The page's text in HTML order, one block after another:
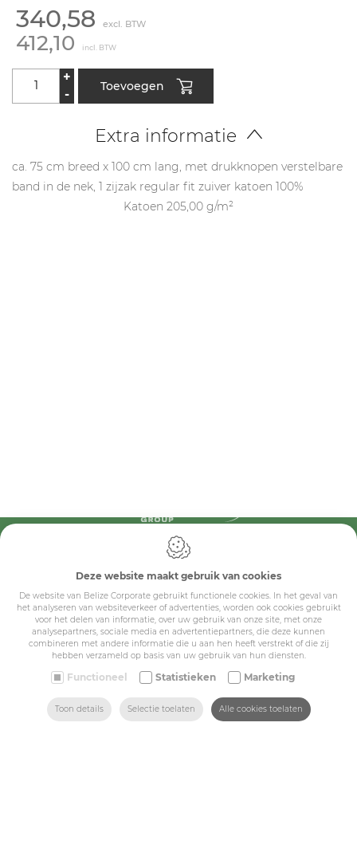
340,58 excl. BTW
412,10 incl. BTW
+
-
Toevoegen
Extra informatie
ca. 75 cm breed x 100 cm lang, met drukknopen verstelbare
band in de nek, 1 zijzak regular fit zuiver katoen 100%
Katoen 205,00 g/m²
IDcreation 2024
Cookie policy
Privacy policy
Algemene voorwaarden
Belize Corporate
BE 0432.044.235
Sitemap
Corporate
Deze website maakt gebruik van cookies
De website van Belize Corporate gebruikt functionele cookies. In het geval van
het analyseren van websiteverkeer of advertenties, worden ook cookies gebruikt
voor het delen van informatie, over uw gebruik van onze site, met onze
analysepartners, sociale media en advertentiepartners, die deze kunnen
combineren met andere informatie die u aan hen heeft verstrekt of die zij
hebben verzameld op basis van uw gebruik van hun diensten.
Functioneel Statistieken Marketing
Toon details Selectie toelaten Alle cookies toelaten
ZOEKEN HOME MAIL ONS VIND ONS BEL ONS